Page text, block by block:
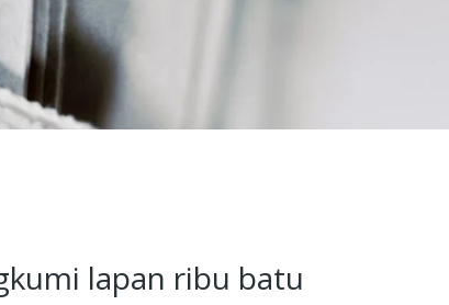
lapan ribu batu